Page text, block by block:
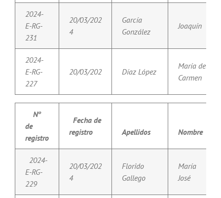
2024-
E-RG-
231
20/03/202
4
García
González
Joaquín
2024-
E-RG-
227
20/03/202 Díaz López
María del
Carmen
Nº
de
registro
Fecha de
registro
Apellidos Nombre
2024-
E-RG-
229
20/03/202
4
Florido
Gallego
María
José